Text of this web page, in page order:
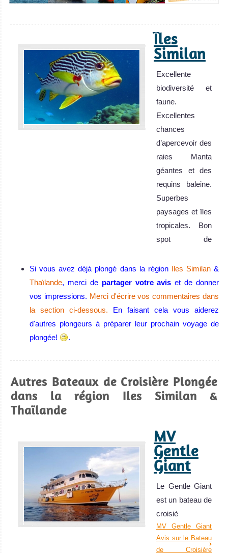
Îles
Similan
Excellente
biodiversité et
faune.
Excellentes
chances
d’apercevoir des
raies Manta
géantes et des
requins baleine.
Superbes
paysages et îles
tropicales. Bon
spot de
sous-marine.
Îles Similan Avis
Iles
Surin
requins baleine
si vous avez de
superbe zone
reculée !
Iles Surin Avis sur
la plongée
Khao
Lak
Point de départ
de nombreux
Si vous avez déjà plongé dans la région Iles Similan&
Thaïlande, merci de partager votre avis et de donner
vos impressions. Merci d'écrire vos commentaires dans
la section ci-dessous. En faisant cela vous aiderez
d'autres plongeurs à préparer leur prochain voyage de
plongée!
.
Autres Bateaux de Croisière Plongée
dans la région Iles Similan &
Thaïlande
MV
Gentle
Giant
Le Gentle Giant
est un bateau de
croisiè
MV Gentle Giant
Avis sur le Bateau
de Croisière